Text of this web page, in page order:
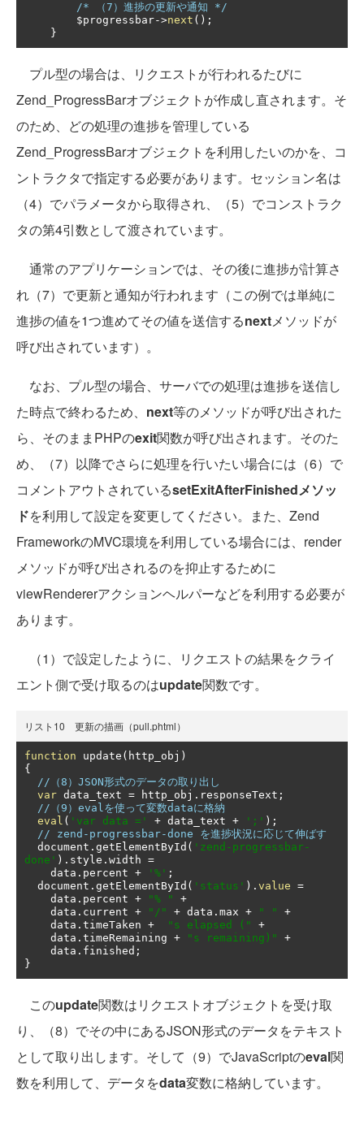
/* （7）進捗の更新や通知 */
        $progressbar
->next ();
}
プル型の場合は、リクエストが行われるたびに
Zend_ProgressBarオブジェクトが作成し直されます。そ
のため、どの処理の進捗を管理している
Zend_ProgressBarオブジェクトを利用したいのかを、コ
ントラクタで指定する必要があります。セッション名は
（4）でパラメータから取得され、（5）でコンストラク
タの第4引数として渡されています。
通常のアプリケーションでは、その後に進捗が計算さ
れ（7）で更新と通知が行われます（この例では単純に
進捗の値を1つ進めてその値を送信するnextメソッドが
呼び出されています）。
なお、プル型の場合、サーバでの処理は進捗を送信し
た時点で終わるため、 next等のメソッドが呼び出された
ら、そのままPHPのexit関数が呼び出されます。そのた
め、（7）以降でさらに処理を行いたい場合には（6）で
コメントアウトされているsetExitAfterFinishedメソッ
ドを利用して設定を変更してください。また、Zend
FrameworkのMVC環境を利用している場合には、render
メソッドが呼び出されるのを抑止するために
viewRendererアクションヘルパーなどを利用する必要が
あります。
（1）で設定したように、リクエストの結果をクライ
エント側で受け取るのはupdate関数です。
リスト10 更新の描画（pull.phtml）
function update ( http_obj )
{
//（8）JSON形式のデータの取り出し
var data_text = http_obj . responseText ;
//（9）evalを使って変数dataに格納
eval ( 'var data =' + data_text + ';' );
// zend-progressbar-done を進捗状況に応じて伸ばす
  document
. getElementById ( 'zend-progressbar-
done' ). style . width =
    data
. percent + '%' ;
  document
. getElementById ( 'status' ). value =
    data
. percent + "% "
+
    data
. current + "/" + data . max + " "
+
    data
. timeTaken + "s elapsed ("
+
    data
. timeRemaining + "s remaining)"
+
    data
. finished ;
}
このupdate関数はリクエストオブジェクトを受け取
り、（8）でその中にあるJSON形式のデータをテキスト
として取り出します。そして（9）でJavaScriptのeval関
数を利用して、データをdata変数に格納しています。